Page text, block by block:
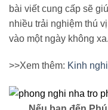
bài viết cung cấp sẽ
nhiều trải nghiệm thú
vào một ngày không xa.
>>Xem thêm: Kinh